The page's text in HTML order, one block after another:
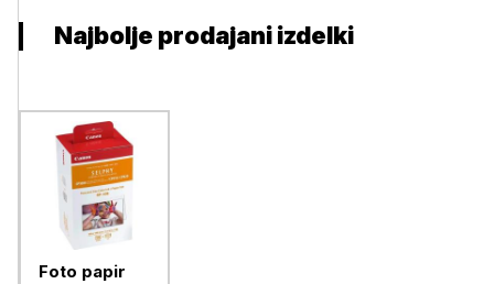
Najbolje prodajani izdelki
Foto papir